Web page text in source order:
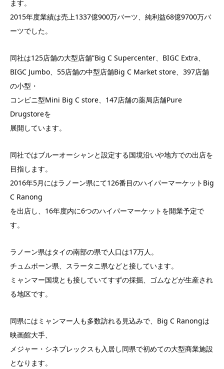
ます。
2015年度業績は売上1337億900万バーツ、純利益68億9700万バ
ーツでした。
同社は125店舗の大型店舗”Big C Supercenter、BIGC Extra、
BIGC Jumbo、55店舗の中型店舗Big C Market store、397店舗
の小型・
コンビニ型Mini Big C store、147店舗の薬局店舗Pure
Drugstoreを
展開しています。
同社ではブルーオーシャンと設定する国境沿いや地方での出店を
目指します。
2016年5月にはラノーン県にて126番目のハイパーマーケットBig
C Ranong
を出店し、16年度内に6つのハイパーマーケットを開業予定で
す。
ラノーン県はタイの南部の県で人口は17万人。
チュムポーン県、スラータニ県などと接しています。
ミャンマー国境とも接していてすずの採掘、ゴムなどが生産され
る地区です。
同県にはミャンマー人も多数訪れる見込みで、Big C Ranongは
映画館大手、
メジャー・シネプレックスも入居し同県で初めての大型商業施設
となります。